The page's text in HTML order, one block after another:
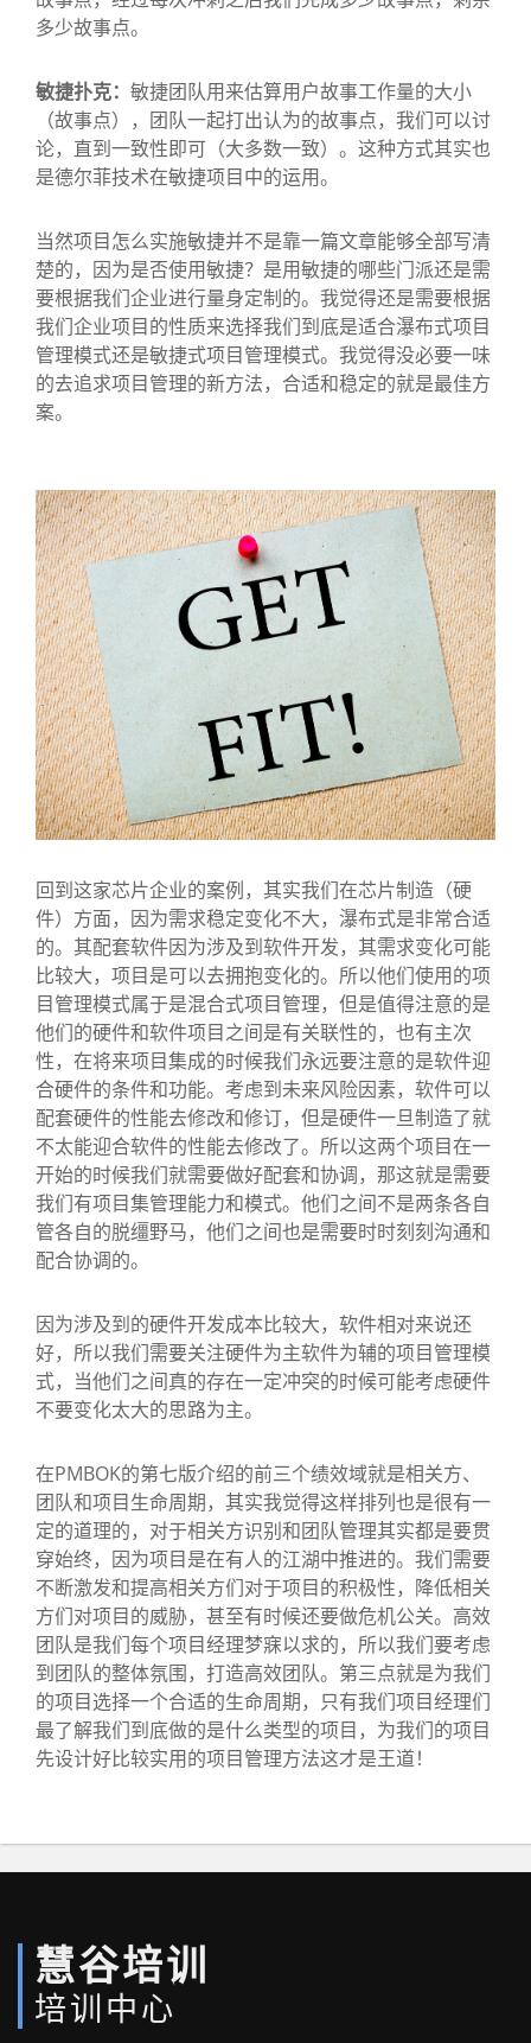
多少故事点。
敏捷扑克： 敏捷团队用来估算用户故事工作量的大小
（故事点），团队一起打出认为的故事点，我们可以讨
论，直到一致性即可（大多数一致）。这种方式其实也
是德尔菲技术在敏捷项目中的运用。
当然项目怎么实施敏捷并不是靠一篇文章能够全部写清
楚的，因为是否使用敏捷？是用敏捷的哪些门派还是需
要根据我们企业进行量身定制的。我觉得还是需要根据
我们企业项目的性质来选择我们到底是适合瀑布式项目
管理模式还是敏捷式项目管理模式。我觉得没必要一味
的去追求项目管理的新方法，合适和稳定的就是最佳方
案。
回到这家芯片企业的案例，其实我们在芯片制造（硬
件）方面，因为需求稳定变化不大，瀑布式是非常合适
的。其配套软件因为涉及到软件开发，其需求变化可能
比较大，项目是可以去拥抱变化的。所以他们使用的项
目管理模式属于是混合式项目管理，但是值得注意的是
他们的硬件和软件项目之间是有关联性的，也有主次
性，在将来项目集成的时候我们永远要注意的是软件迎
合硬件的条件和功能。考虑到未来风险因素，软件可以
配套硬件的性能去修改和修订，但是硬件一旦制造了就
不太能迎合软件的性能去修改了。所以这两个项目在一
开始的时候我们就需要做好配套和协调，那这就是需要
我们有项目集管理能力和模式。他们之间不是两条各自
管各自的脱缰野马，他们之间也是需要时时刻刻沟通和
配合协调的。
因为涉及到的硬件开发成本比较大，软件相对来说还
好，所以我们需要关注硬件为主软件为辅的项目管理模
式，当他们之间真的存在一定冲突的时候可能考虑硬件
不要变化太大的思路为主。
在PMBOK的第七版介绍的前三个绩效域就是相关方、
团队和项目生命周期，其实我觉得这样排列也是很有一
定的道理的，对于相关方识别和团队管理其实都是要贯
穿始终，因为项目是在有人的江湖中推进的。我们需要
不断激发和提高相关方们对于项目的积极性，降低相关
方们对项目的威胁，甚至有时候还要做危机公关。高效
团队是我们每个项目经理梦寐以求的，所以我们要考虑
到团队的整体氛围，打造高效团队。第三点就是为我们
的项目选择一个合适的生命周期，只有我们项目经理们
最了解我们到底做的是什么类型的项目，为我们的项目
先设计好比较实用的项目管理方法这才是王道！
慧谷培训
培训中心